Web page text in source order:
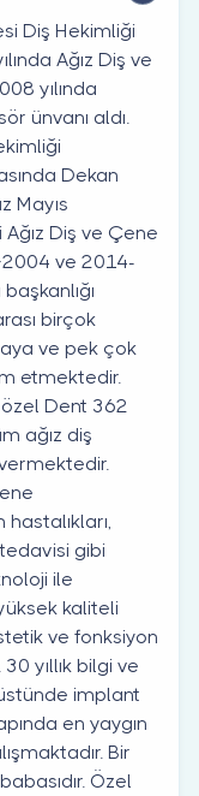
Diş Hekimliği
Ağız Diş ve
yılında
ünvanı aldı.
Dekan
Mayıs
Diş ve Çene
2004 ve 2014-
birçok
ve pek çok
etmektedir.
Dent 362
ağız diş
gibi
ile
kaliteli
ve fonksiyon
yıllık bilgi ve
implant
en yaygın
Bir
Özel